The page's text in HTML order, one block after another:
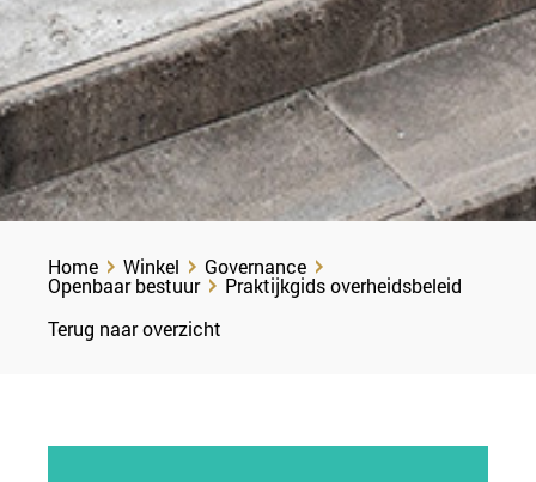
Home Winkel Governance
Openbaar bestuur
Praktijkgids overheidsbeleid
Terug naar overzicht